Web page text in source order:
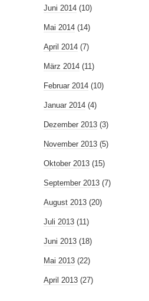
Juni 2014 (10)
Mai 2014 (14)
April 2014 (7)
März 2014 (11)
Februar 2014 (10)
Januar 2014 (4)
Dezember 2013 (3)
November 2013 (5)
Oktober 2013 (15)
September 2013 (7)
August 2013 (20)
Juli 2013 (11)
Juni 2013 (18)
Mai 2013 (22)
April 2013 (27)